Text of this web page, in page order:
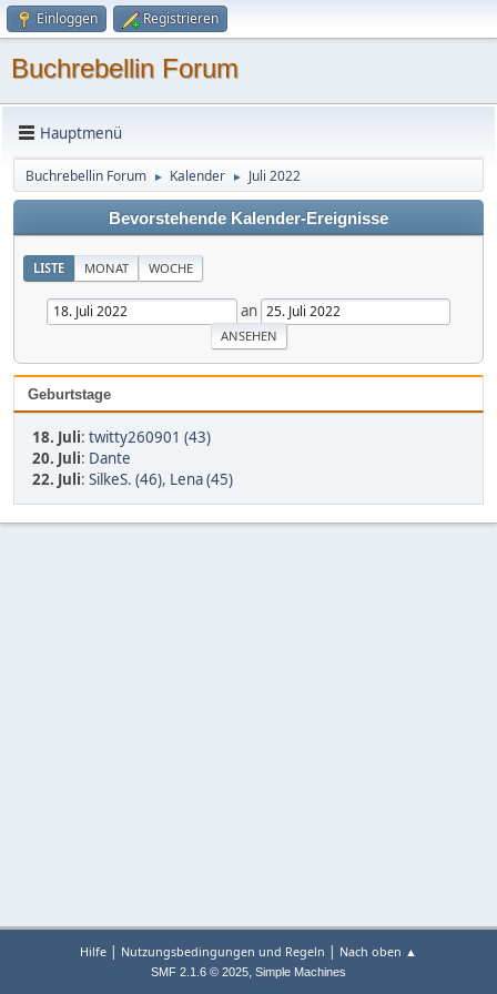
Einloggen Registrieren
Buchrebellin Forum
Hauptmenü
Buchrebellin Forum ► Kalender ► Juli 2022
Bevorstehende Kalender-Ereignisse
LISTE MONAT WOCHE
an
Geburtstage
18. Juli: twitty260901 (43)
20. Juli: Dante
22. Juli: SilkeS. (46), Lena (45)
Hilfe | Nutzungsbedingungen und Regeln | Nach oben ▲
SMF 2.1.6 © 2025, Simple Machines